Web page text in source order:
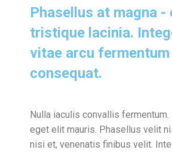
Phasellus at magna -
tristique lacinia.
vitae arcu fermentum
consequat.
Nulla iaculis convallis
eget elit mauris. Phasellus velit
nisi et, venenatis finibus velit.